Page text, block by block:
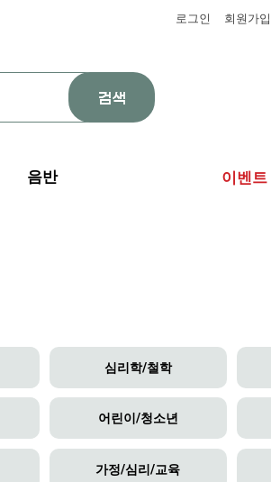
로그인 회원가입
음반 이벤트
심리학/철학
어린이/청소년
가정/심리/교육